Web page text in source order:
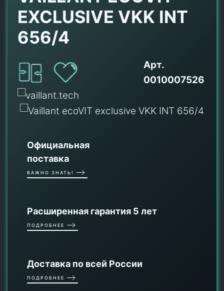
EXCLUSIVE VKK INT
656/4
Арт.
0010007526
Официальная
поставка
ВАЖНО ЗНАТЬ!
Расширенная гарантия 5 лет
ПОДРОБНЕЕ
Доставка по всей России
ПОДРОБНЕЕ